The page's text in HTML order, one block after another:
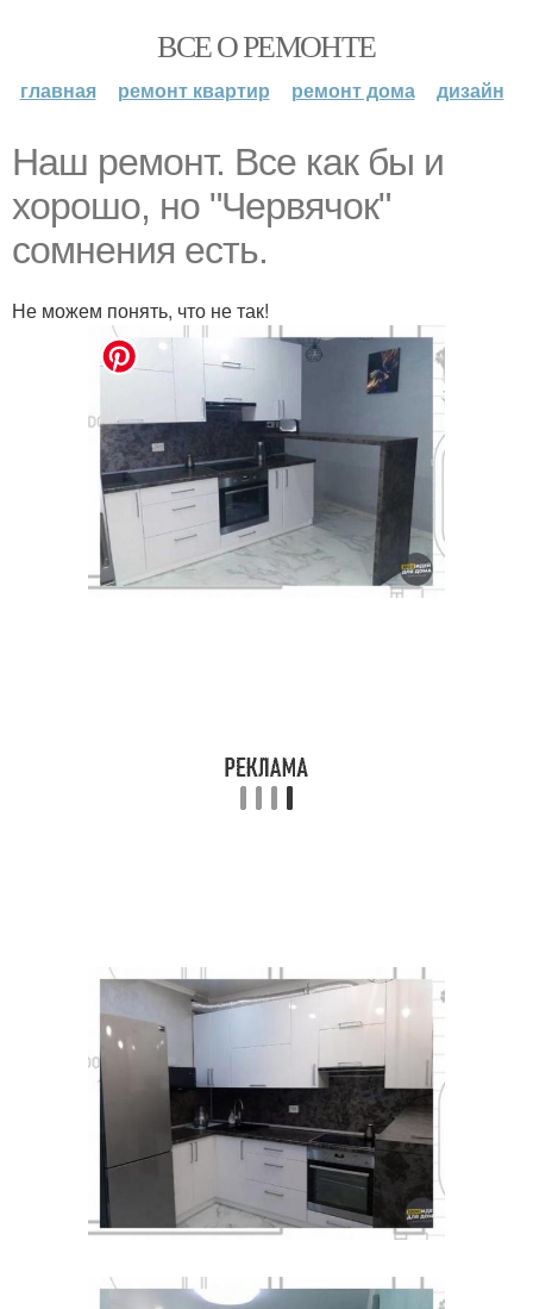
ВСЕ О РЕМОНТЕ
главная ремонт квартир ремонт дома дизайн
Наш ремонт. Все как бы и
хорошо, но "Червячок"
сомнения есть.
Не можем понять, что не так!